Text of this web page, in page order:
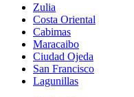
Zulia
Costa Oriental
Cabimas
Maracaibo
Ciudad Ojeda
San Francisco
Lagunillas